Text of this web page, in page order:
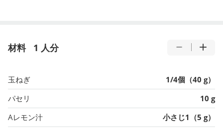
材料 1 人分
玉ねぎ
1/4個（40 g）
パセリ
10 g
Aレモン汁
小さじ1（5 g）